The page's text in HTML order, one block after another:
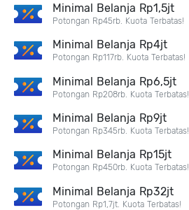
Minimal Belanja Rp1,5jt
Potongan Rp45rb. Kuota Terbatas!
Minimal Belanja Rp4jt
Potongan Rp117rb. Kuota Terbatas!
Minimal Belanja Rp6,5jt
Potongan Rp208rb. Kuota Terbatas!
Minimal Belanja Rp9jt
Potongan Rp345rb. Kuota Terbatas!
Minimal Belanja Rp15jt
Potongan Rp450rb. Kuota Terbatas!
Minimal Belanja Rp32jt
Potongan Rp1,7jt. Kuota Terbatas!